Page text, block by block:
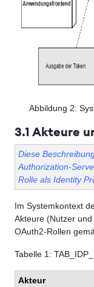
Abbildung 2:
3.1 Akteure
Diese
Authorization-
Rolle als Identity
Im Systemkontext
Akteure (Nutzer
OAuth2-Rollen
Tabelle 1 :
Akteur